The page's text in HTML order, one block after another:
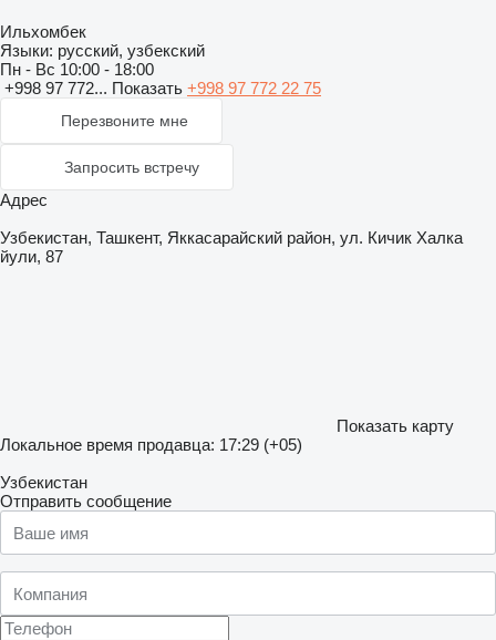
Ильхомбек
Языки: русский, узбекский
Пн - Вс 10:00 - 18:00
+998 97 772... Показать +998 97 772 22 75
Перезвоните мне
Запросить встречу
Адрес
Узбекистан, Ташкент, Яккасарайский район, ул. Кичик Халка
йули, 87
Показать карту
Локальное время продавца: 17:29 (+05)
Узбекистан
Отправить сообщение